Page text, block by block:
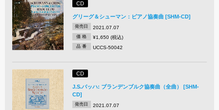
CD
グリーグ＆シューマン：ピアノ協奏曲 [SHM-CD]
発売日 2021.07.07
価 格 ¥1,650 (税込)
品 番 UCCS-50042
CD
J.S.バッハ: ブランデンブルク協奏曲（全曲） [SHM-
CD]
発売日 2021.07.07